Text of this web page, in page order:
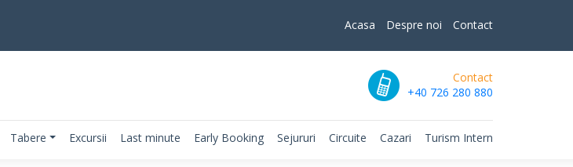
Acasa Despre noi Contact
Contact
+40 726 280 880
Tabere Excursii Last minute Early Booking Sejururi Circuite Cazari Turism Intern